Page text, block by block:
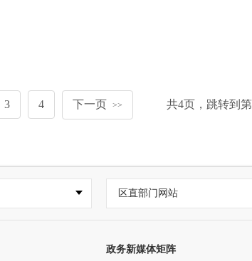
3 4 下一页 >> 共4页，跳转到第
区直部门网站
政务新媒体矩阵